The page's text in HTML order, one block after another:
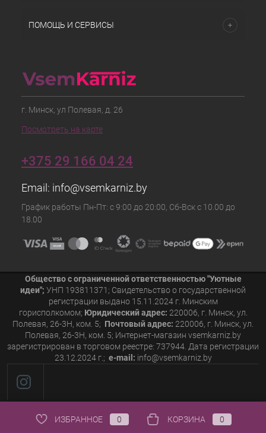
ПОМОЩЬ И СЕРВИСЫ
г. Минск, ул Полевая, д. 26
Посмотреть на карте
+375 29 166 04 24
Email: info@vsemkarniz.by
График работы Пн-Пт: с 9:00 до 20:00, Сб-Вск с 10.00 до
18.00
Общество с ограниченной ответственностью "Уютные
идеи"; УНП 193811371; Свидетельство о государственной
регистрации выдано 15.11.2024 г. Минским
горисполкомом; Юридический адрес: 220006, г. Минск, ул.
Полевая, 26-3Н, ком. 5; Почтовый адрес: 220006, г. Минск, ул.
Полевая, 26-3Н, ком. 5; Интернет-магазин vsemkarniz.by
зарегистрирован в торговом реестре: 737944. Дата регистрации
23.12.2024 г.; e-mail: info@vsemkarniz.by
ИЗБРАННОЕ 0 КОРЗИНА 0